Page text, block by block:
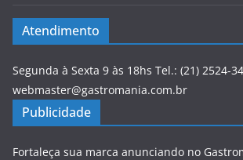
Atendimento
Segunda à Sexta 9 às 18hs Tel.: (21) 2524-
webmaster@gastromania.com.br
Publicidade
Fortaleça sua marca anunciando no